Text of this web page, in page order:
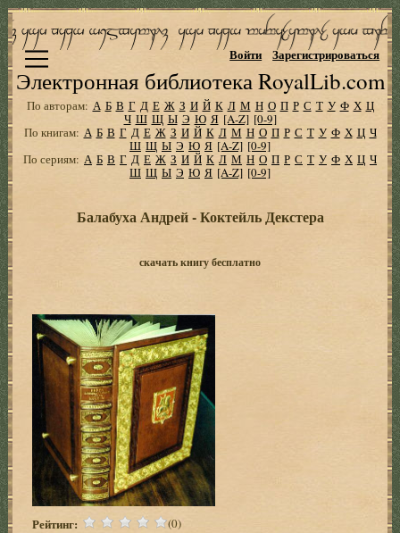
Электронная библиотека RoyalLib.com
Войти Зарегистрироваться
По авторам: А Б В Г Д Е Ж З И Й К Л М Н О П Р С Т У Ф Х Ц
Ч Ш Щ Ы Э Ю Я [A-Z] [0-9]
По книгам: А Б В Г Д Е Ж З И Й К Л М Н О П Р С Т У Ф Х Ц Ч
Ш Щ Ы Э Ю Я [A-Z] [0-9]
По сериям: А Б В Г Д Е Ж З И Й К Л М Н О П Р С Т У Ф Х Ц Ч
Ш Щ Ы Э Ю Я [A-Z] [0-9]
Балабуха Андрей - Коктейль Декстера
скачать книгу бесплатно
Рейтинг: (0)